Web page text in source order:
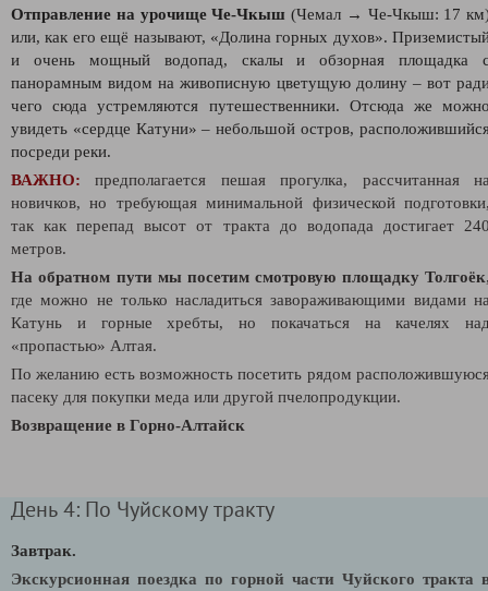
Отправление на урочище Че-Чкыш (Чемал → Че-Чкыш: 17
или, как его ещё называют, «Долина горных духов».
и очень мощный водопад, скалы и обзорная площадка
панорамным видом на живописную цветущую долину – вот
чего сюда устремляются путешественники. Отсюда же
увидеть «сердце Катуни» – небольшой остров,
посреди реки.
ВАЖНО:
предполагается пешая прогулка, рассчитанная
новичков, но требующая минимальной физической
так как перепад высот от тракта до водопада достигает
метров.
На обратном пути мы посетим смотровую площадку Толгоёк
где можно не только насладиться завораживающими видами
Катунь и горные хребты, но покачаться на качелях
«пропастью» Алтая.
По желанию есть возможность посетить рядом
пасеку для покупки меда или другой пчелопродукции.
Возвращение в Горно-Алтайск
День 4: По Чуйскому тракту
Завтрак.
Экскурсионная поездка по горной части Чуйского тракта